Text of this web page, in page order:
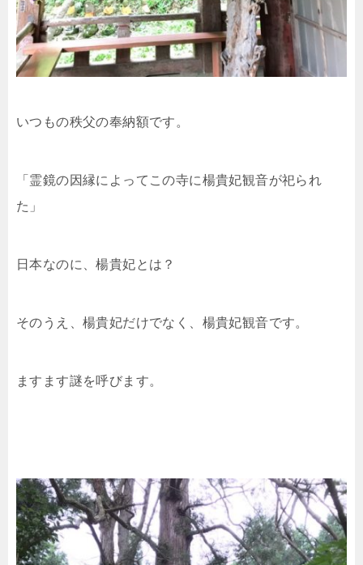
いつもの秩父の奉納額です。
「霊鏡の因縁によってこの寺に楊貴妃観音が祀られ
た」
日本なのに、楊貴妃とは？
そのうえ、楊貴妃だけでなく、楊貴妃観音です。
ますます謎を呼びます。